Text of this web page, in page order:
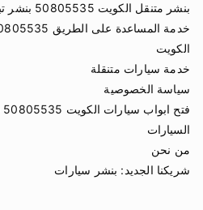
بنشر متنقل الكويت 50805535 بنشر تبديل تواير وبطاريات سيارات
الكويت
خدمة سيارات متنقلة
سياسة الخصوصية
السيارات
من نحن
شريكنا الجديد: بنشر سيارات